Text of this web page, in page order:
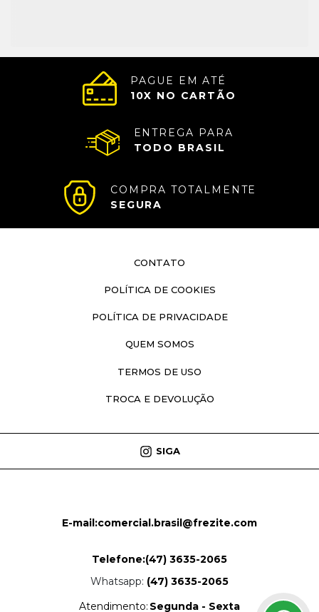
PAGUE EM ATÉ
10X NO CARTÃO
ENTREGA PARA
TODO BRASIL
COMPRA TOTALMENTE
SEGURA
CONTATO
POLÍTICA DE COOKIES
POLÍTICA DE PRIVACIDADE
QUEM SOMOS
TERMOS DE USO
TROCA E DEVOLUÇÃO
SIGA
E-mail:comercial.brasil@frezite.com
Telefone:(47) 3635-2065
Whatsapp: (47) 3635-2065
Atendimento: Segunda - Sexta